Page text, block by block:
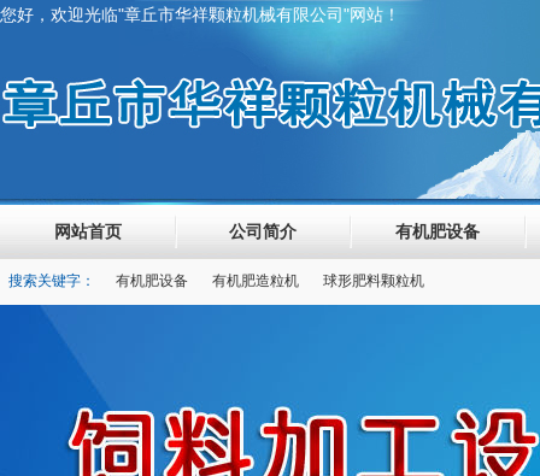
您好，欢迎光临"章丘市华祥颗粒机械有限公司"网站！
网站首页 公司简介 有机肥设备
搜索关键字： 有机肥设备 有机肥造粒机 球形肥料颗粒机